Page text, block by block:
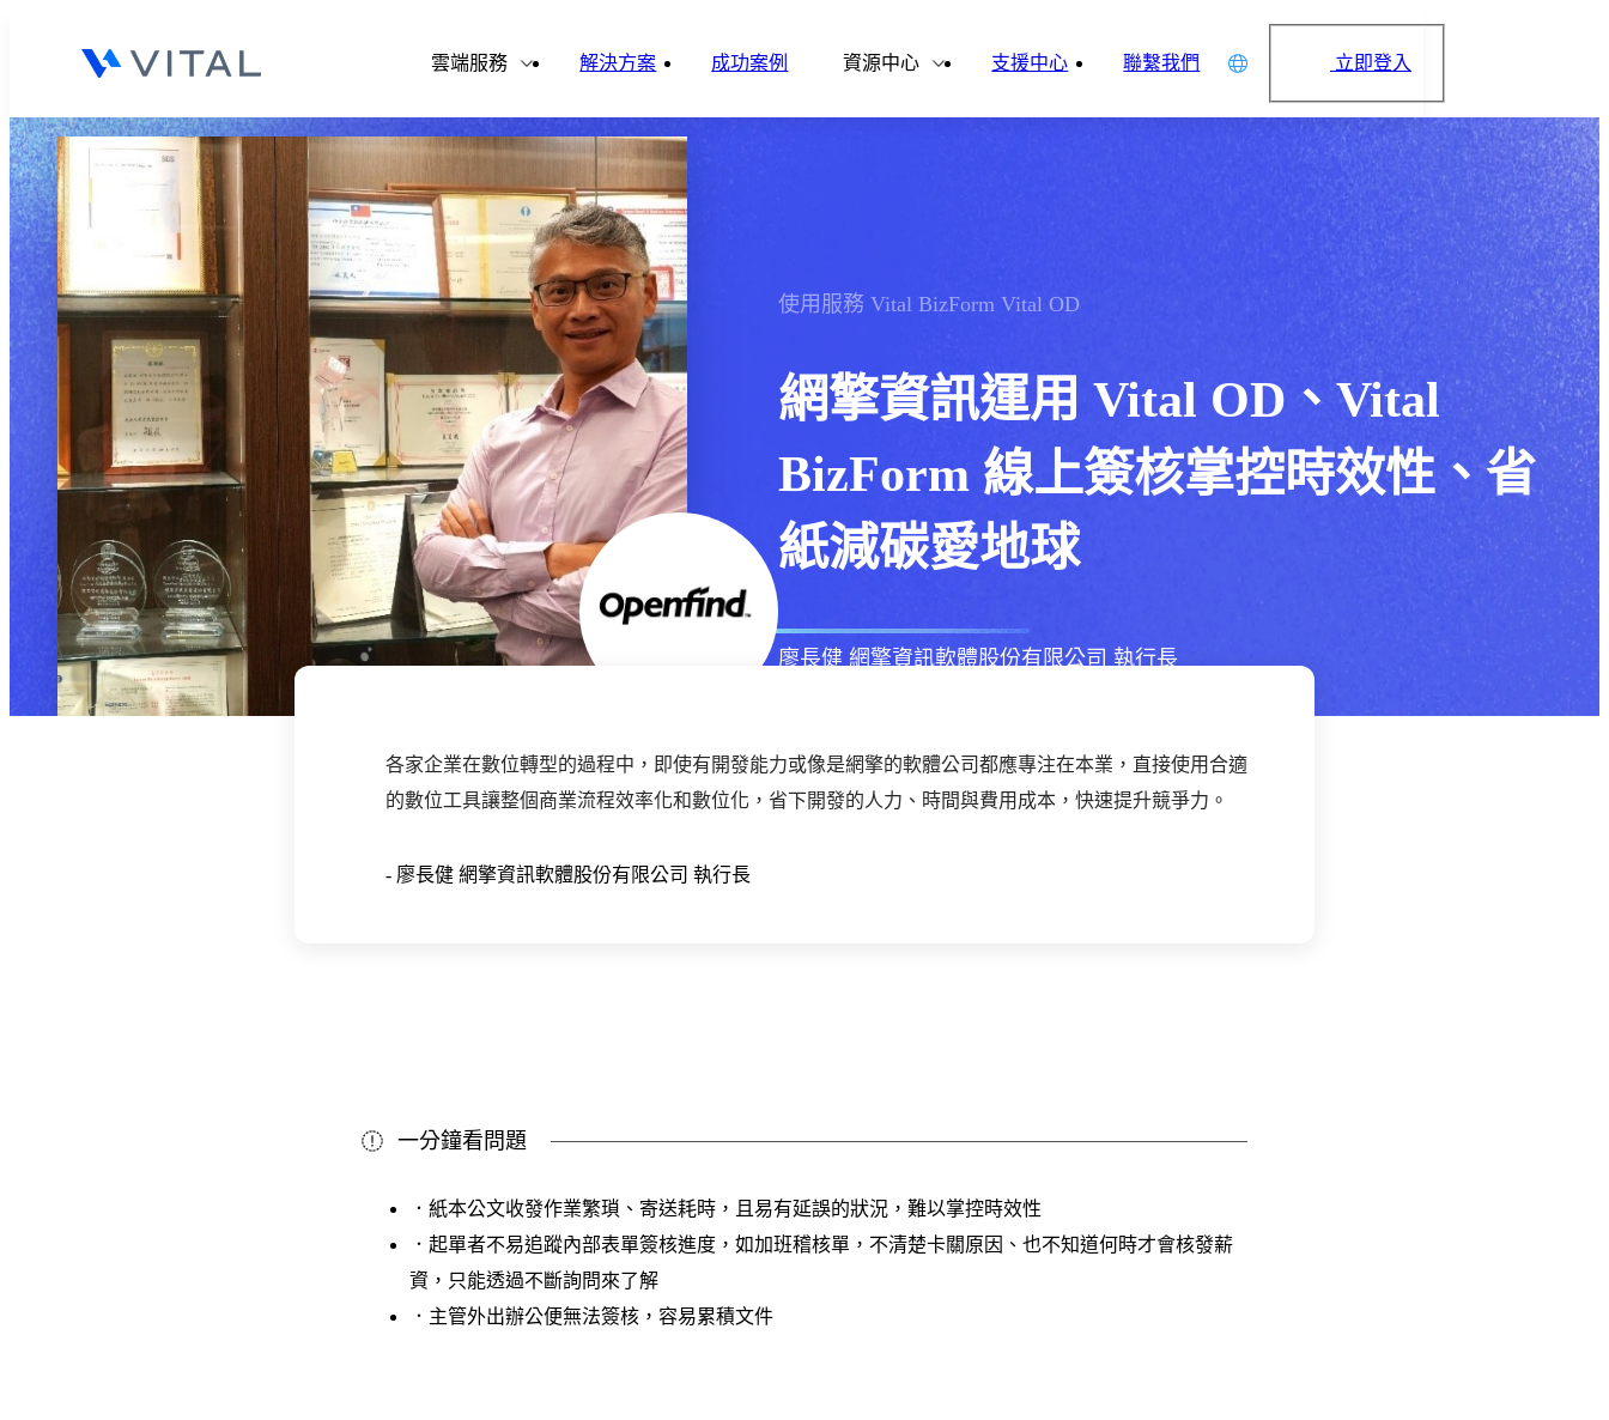
雲端服務
Vital BOLE
解決方案 成功案例 資源中心雲企誌 支援中心 聯繫我們 立即登入
使用服務 Vital BizForm Vital OD
網擎資訊運用 Vital OD、Vital
BizForm 線上簽核掌控時效性、省
紙減碳愛地球
廖長健 網擎資訊軟體股份有限公司 執行長
各家企業在數位轉型的過程中，即使有開發能力或像是網擎的軟體公司都應專注在本業，直接使用合適
的數位工具讓整個商業流程效率化和數位化，省下開發的人力、時間與費用成本，快速提升競爭力。
- 廖長健 網擎資訊軟體股份有限公司 執行長
一分鐘看問題
．紙本公文收發作業繁瑣、寄送耗時，且易有延誤的狀況，難以掌控時效性
．起單者不易追蹤內部表單簽核進度，如加班稽核單，不清楚卡關原因、也不知道何時才會核發薪
資，只能透過不斷詢問來了解
．主管外出辦公便無法簽核，容易累積文件